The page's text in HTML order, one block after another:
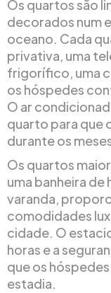
Os quartos são
decorados num
oceano. Cada
privativa, uma
frigorífico, uma
os hóspedes
O ar
quarto para que
durante os
Os quartos
uma banheira
varanda,
comodidades
cidade. O
horas e a
que os
estadia.